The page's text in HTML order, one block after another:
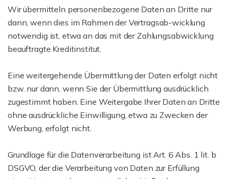
Wir übermitteln personenbezogene Daten an Dritte nur
dann, wenn dies im Rahmen der Vertragsab-wicklung
notwendig ist, etwa an das mit der Zahlungsabwicklung
beauftragte Kreditinstitut.
Eine weitergehende Übermittlung der Daten erfolgt nicht
bzw. nur dann, wenn Sie der Übermittlung ausdrücklich
zugestimmt haben. Eine Weitergabe Ihrer Daten an Dritte
ohne ausdrückliche Einwilligung, etwa zu Zwecken der
Werbung, erfolgt nicht.
Grundlage für die Datenverarbeitung ist Art. 6 Abs. 1 lit. b
DSGVO, der die Verarbeitung von Daten zur Erfüllung